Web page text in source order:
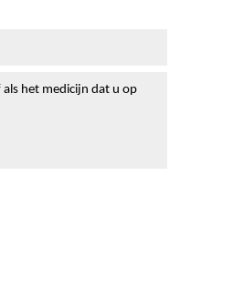
het medicijn dat u op